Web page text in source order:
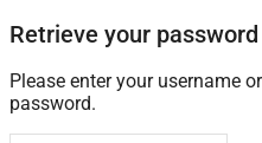
Retrieve your password
Please enter your username
password.